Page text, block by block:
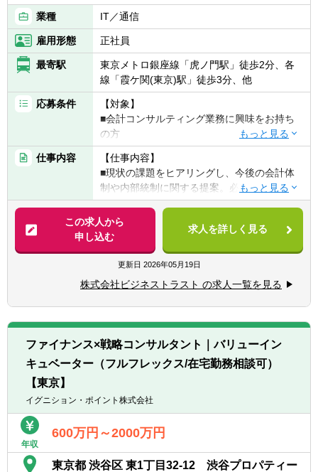
■その他財務・会計システムのご経験
（OBIC7, STRAVIS, DivaSystem, Biz∫, HUE
など）
■SAP認定資格
- SAP Certified Technology
- SAP Certified Application
- SAP Certified Development
■IPA高度情報処理技術者資格
◎会計・財務・経営管理を軸としてクライア
ントの経営課題を解決し、クライアントに持
続可能な変革をもたらすコンサルティングに
従事したい方
◎上記のコンサルティングプロジェクトにお
いて、業務／業種（＝ビジネス）とテクノロ
ジーの知見、ノウハウに基づいて、クライア
ントに価値（バリュー）を発揮し、CFOが進
める変革を共に成し遂げたい方
業種 IT／通信
雇用形態 正社員
最寄駅
東京メトロ銀座線「虎ノ門駅」徒歩2分、各
線「霞ケ関(東京)駅」徒歩3分、他
応募条件
【対象】
■会計コンサルティング業務に興味をお持ち
の方
【必須要件】
▽下記いずれかに該当される方
■日商簿記検定2級以上もしくは同等以上の知
識
■公認会計士・試験合格者（短答式のみも
可）・受験経験者
■税理士・科目合格者・受験経験者
■企業や会計事務所等での会計・経理実務経
験
経験でスタートした社員も多数活躍していま
す。
仕事内容
【仕事内容】
■現状の課題をヒアリングし、今後の会計体
制や内部統制に関する提案。必要に応じて、
最適な自社製品をお勧めすることもござま
す。その後、システム導入に立ち会う流れと
なります。
■会計ソフトを導入する際は会計ソフトの操
作方法を教えたり、実際にデータを入力して
シミュレーション等を行ないます。期間とし
ては約2ヶ月～3ヶ月程度、週に1回のペース
で訪問し、しっかりとお客様とのリレーショ
ンを築いていただきます。
※初めは先輩社員の業務を手伝いながら、自
社システムの仕様や会計知識などを少しずつ
ら1年以内にコンサルティング業務まで担当
できるようになるはずです。
《当社システム》
■BTreXシリーズについて
この求人から
申し込む
求人を詳しく見る
更新日 2026年05月19日
株式会社ビジネストラスト の求人一覧を見る
ファイナンス×戦略コンサルタント｜バリューイン
キュベーター（フルフレックス/在宅勤務相談可）
【東京】
イグニション・ポイント株式会社
年収
600万円～2000万円
東京都 渋谷区 東1丁目32-12 渋谷プロパティー